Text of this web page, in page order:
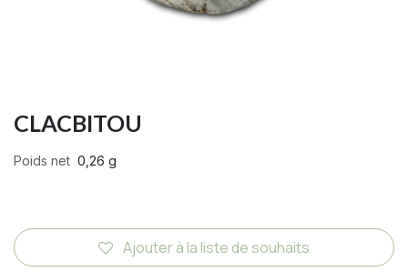
CLACBITOU
Poids net 0,26 g
Ajouter à la liste de souhaits